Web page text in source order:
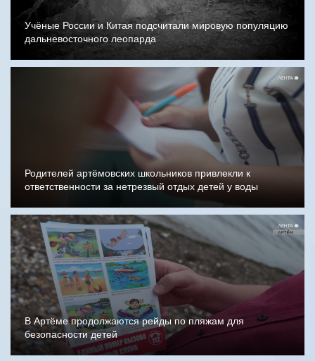
Учёные России и Китая подсчитали мировую популяцию
дальневосточного леопарда
Родителей артёмовских школьников привлекли к
ответственности за нетрезвый отдых детей у воды
В Артёме продолжаются рейды по пляжам для
безопасности детей